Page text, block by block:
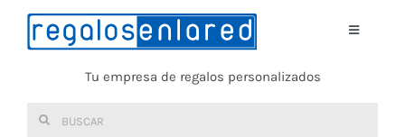
Saltar
Toggle
Tu empresa de regalos personalizados
Buscar: